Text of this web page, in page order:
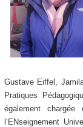
Gustave Eiffel,
Pratiques
également
l’ENseignement